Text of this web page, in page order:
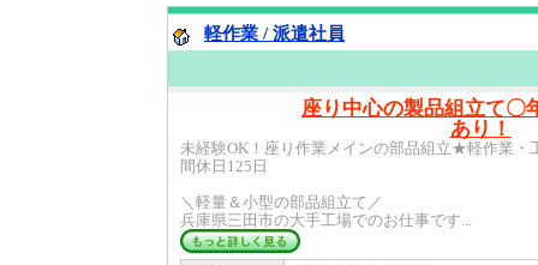
軽作業 / 派遣社員
座り中心の製品組立て〇
あり！
未経験OK！座り作業メインの部品組立★軽作業・
間休日125日
＼軽量＆小型の部品組立て／
兵庫県三田市の大手工場でのお仕事です...